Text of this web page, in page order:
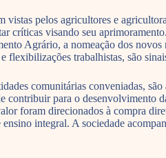
pelos agricultores e
visando seu
Agrário, a nomeação dos
trabalhistas, são
comunitárias conveniadas,
para o desenvolvimento
foram direcionados à compra
integral. A sociedade